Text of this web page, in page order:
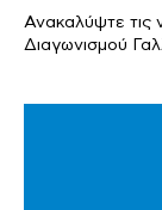
Ανακαλύψτε τις
Διαγωνισμού